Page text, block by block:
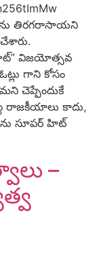
తిరగరాసాయని
హిట్” విజయోత్సవ
గాని కోసం
చెప్పేందుకే
రాజకీయాలు కాదు,
సూపర్ హిట్
–